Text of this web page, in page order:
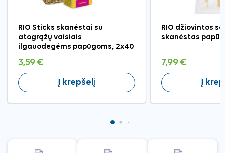
RIO Sticks skanėstai su
atogrąžų vaisiais
ilgauodegėms papūgoms, 2x40
3,59 €
Į krepšelį
RIO džiovintos
skanėstas
7,99 €
Į